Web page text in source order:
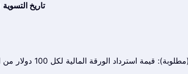
تاريخ التسوية